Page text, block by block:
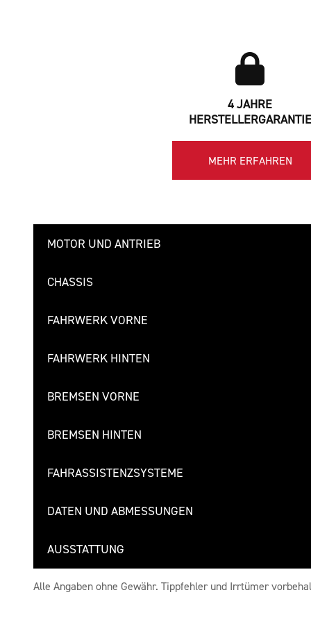
4 JAHRE
HERSTELLERGARANTIE
MEHR ERFAHREN
MOTOR UND ANTRIEB
CHASSIS
FAHRWERK VORNE
FAHRWERK HINTEN
BREMSEN VORNE
BREMSEN HINTEN
FAHRASSISTENZSYSTEME
DATEN UND ABMESSUNGEN
AUSSTATTUNG
Alle Angaben ohne Gewähr. Tippfehler und Irrtümer